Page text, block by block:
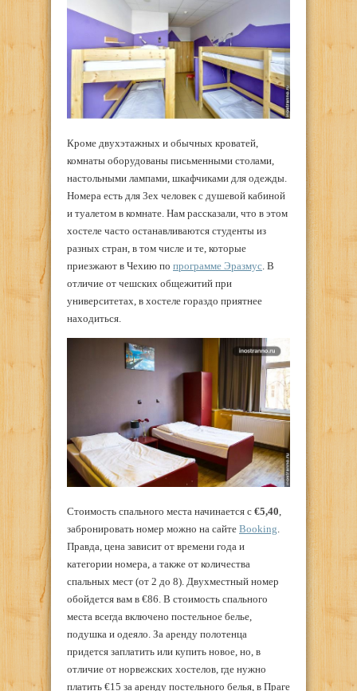
Кроме двухэтажных и обычных кроватей,
комнаты оборудованы письменными столами,
настольными лампами, шкафчиками для одежды.
Номера есть для 3ех человек с душевой кабиной
и туалетом в комнате. Нам рассказали, что в этом
хостеле часто останавливаются студенты из
разных стран, в том числе и те, которые
приезжают в Чехию по программе Эразмус. В
отличие от чешских общежитий при
университетах, в хостеле гораздо приятнее
находиться.
Стоимость спального места начинается с €5,40
забронировать номер можно на сайте Booking
Правда, цена зависит от времени года и
категории номера, а также от количества
спальных мест (от 2 до 8). Двухместный номер
обойдется вам в €86. В стоимость спального
места всегда включено постельное белье,
подушка и одеяло. За аренду полотенца
придется заплатить или купить новое, но, в
отличие от норвежских хостелов, где нужно
платить €15 за аренду постельного белья, в Праге